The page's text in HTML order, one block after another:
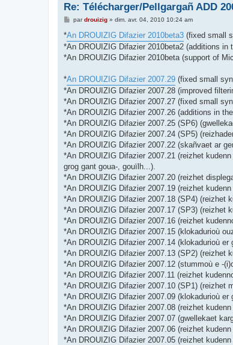
Re: Télécharger/Pellgargañ ADD
M
s
s
a
g
e
pardrouizig» dim. avr. 04, 2010 10:24 am
*An DROUIZIG Difazier 2010beta3 (fixed small
*An DROUIZIG Difazier 2010beta2 (additions in
*An DROUIZIG Difazier 2010beta (support of
*An DROUIZIG Difazier 2007.29 (fixed small
*An DROUIZIG Difazier 2007.28 (improved
*An DROUIZIG Difazier 2007.27 (fixed small
*An DROUIZIG Difazier 2007.26 (additions in
*An DROUIZIG Difazier 2007.25 (SP6)
*An DROUIZIG Difazier 2007.24 (SP5)
*An DROUIZIG Difazier 2007.22 (skañvaet ar
*An DROUIZIG Difazier 2007.21 (reizhet
grog gant goua-, gouïlh...).
*An DROUIZIG Difazier 2007.20 (reizhet
*An DROUIZIG Difazier 2007.19 (reizhet
*An DROUIZIG Difazier 2007.18 (SP4) (reizhet
*An DROUIZIG Difazier 2007.17 (SP3) (reizhet
*An DROUIZIG Difazier 2007.16 (reizhet
*An DROUIZIG Difazier 2007.15 (klokadurioù
*An DROUIZIG Difazier 2007.14 (klokadurioù er
*An DROUIZIG Difazier 2007.13 (SP2) (reizhet
*An DROUIZIG Difazier 2007.12 (stummoù e -
*An DROUIZIG Difazier 2007.11 (reizhet
*An DROUIZIG Difazier 2007.10 (SP1) (reizhet
*An DROUIZIG Difazier 2007.09 (klokadurioù er
*An DROUIZIG Difazier 2007.08 (reizhet
*An DROUIZIG Difazier 2007.07 (gwellekaet
*An DROUIZIG Difazier 2007.06 (reizhet
*An DROUIZIG Difazier 2007.05 (reizhet